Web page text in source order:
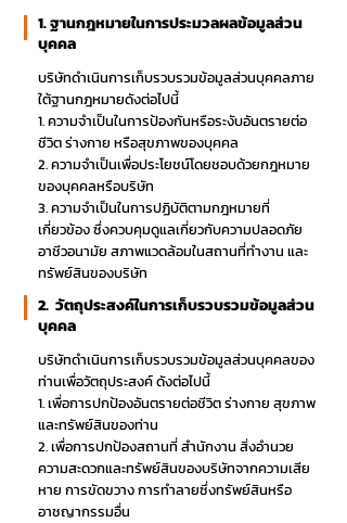
1. ฐานกฎหมายในการประมวลผลข้อมูลส่วน
บุคคล
บริษัทดำเนินการเก็บรวบรวมข้อมูลส่วนบุคคลภาย
ใต้ฐานกฎหมายดังต่อไปนี้
1. ความจำเป็นในการป้องกันหรือระงับอันตรายต่อ
ชีวิต ร่างกาย หรือสุขภาพของบุคคล
2. ความจำเป็นเพื่อประโยชน์โดยชอบด้วยกฎหมาย
ของบุคคลหรือบริษัท
3. ความจำเป็นในการปฏิบัติตามกฎหมายที่
เกี่ยวข้อง ซึ่งควบคุมดูแลเกี่ยวกับความปลอดภัย
อาชีวอนามัย สภาพแวดล้อมในสถานที่ทำงาน และ
ทรัพย์สินของบริษัท
2. วัตถุประสงค์ในการเก็บรวบรวมข้อมูลส่วน
บุคคล
บริษัทดำเนินการเก็บรวบรวมข้อมูลส่วนบุคคลของ
ท่านเพื่อวัตถุประสงค์ ดังต่อไปนี้
1. เพื่อการปกป้องอันตรายต่อชีวิต ร่างกาย สุขภาพ
และทรัพย์สินของท่าน
2. เพื่อการปกป้องสถานที่ สำนักงาน สิ่งอำนวย
ความสะดวกและทรัพย์สินของบริษัทจากความเสีย
หาย การขัดขวาง การทำลายซึ่งทรัพย์สินหรือ
อาชญากรรมอื่น